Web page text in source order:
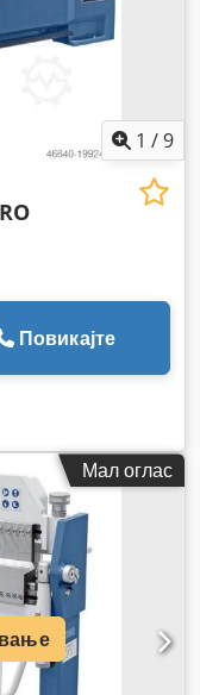
1 /9
Повикајте
Мал оглас